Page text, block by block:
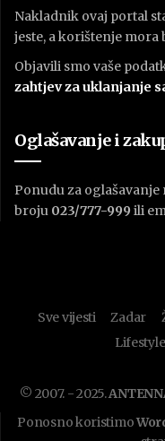
Nakladnik ovaj portal
jeste, a korištenje mora
Objavili smo vaše
zahtjev za uklanjanje
Oglašavanje i
Ponudu za
broju 023/777-999 ili
Sve vijesti Zadar
Lifestyle
© 2007. - 2025.
Ponosno koristimo